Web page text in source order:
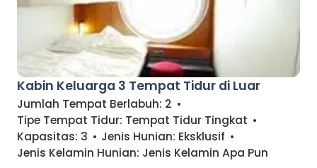
Kabin Keluarga 3 Tempat Tidur di Luar
Jumlah Tempat Berlabuh: 2 •
Tipe Tempat Tidur: Tempat Tidur Tingkat •
Kapasitas: 3 • Jenis Hunian: Eksklusif •
Jenis Kelamin Hunian: Jenis Kelamin Apa Pun